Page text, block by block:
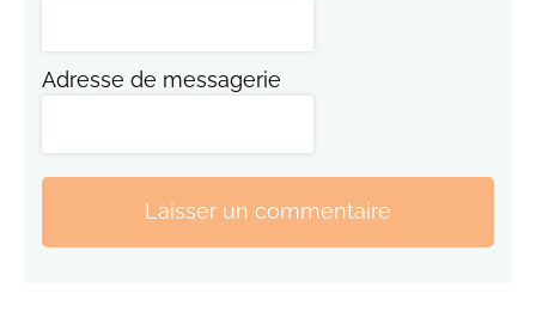
Adresse de messagerie
Laisser un commentaire